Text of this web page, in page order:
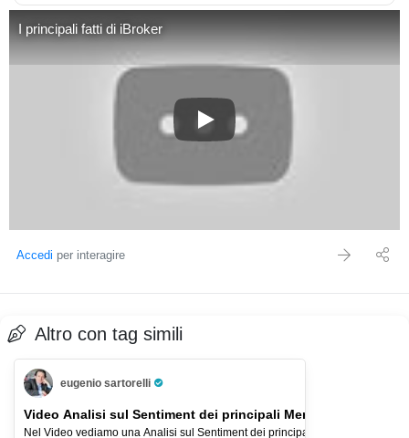
I principali fatti di iBroker
I principali fatti di iBroker
Accedi per interagire
Altro con tag simili
eugenio sartorelli
Pro Trader
Video Analisi sul Sentiment dei principali Mercati-2-ago-2026
Nel Video vediamo una Analisi sul Sentiment dei principali Indici Azionari